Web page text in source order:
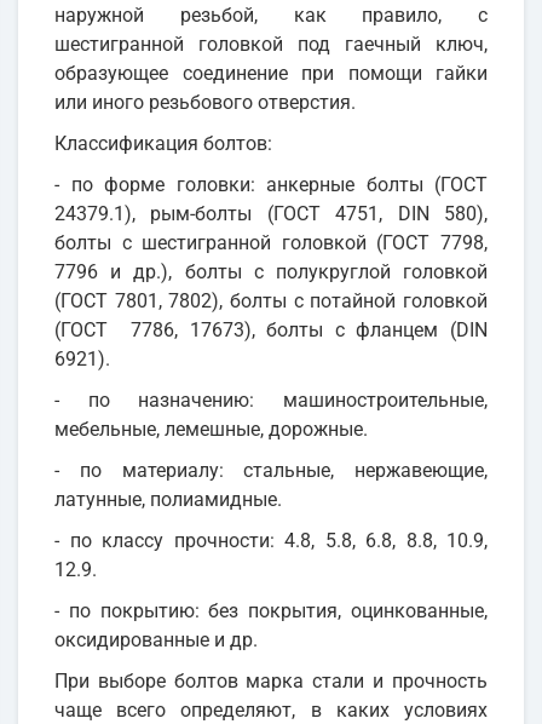
наружной резьбой, как правило, с
шестигранной головкой под гаечный ключ,
образующее соединение при помощи гайки
или иного резьбового отверстия.
Классификация болтов:
- по форме головки: анкерные болты (ГОСТ
24379.1), рым-болты (ГОСТ 4751, DIN 580),
болты с шестигранной головкой (ГОСТ 7798,
7796 и др.), болты с полукруглой головкой
(ГОСТ 7801, 7802), болты с потайной головкой
(ГОСТ 7786, 17673), болты с фланцем (DIN
6921).
- по назначению: машиностроительные,
мебельные, лемешные, дорожные.
- по материалу: стальные, нержавеющие,
латунные, полиамидные.
- по классу прочности: 4.8, 5.8, 6.8, 8.8, 10.9,
12.9.
- по покрытию: без покрытия, оцинкованные,
оксидированные и др.
При выборе болтов марка стали и прочность
чаще всего определяют, в каких условиях